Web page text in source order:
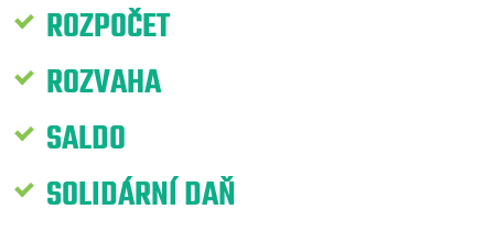
ROZPOČET
ROZVAHA
SALDO
SOLIDÁRNÍ DAŇ